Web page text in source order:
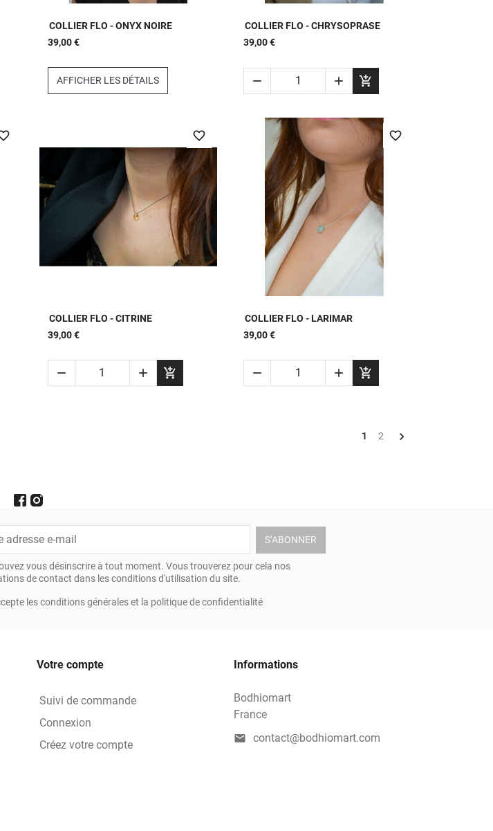
APERÇU RAPIDE
COLLIER FLO - ONYX NOIRE
39,00 €
AFFICHER LES DÉTAILS
APERÇU RAPIDE
COLLIER FLO - CHRYSOPRASE
39,00 €
  
APERÇU RAPIDE
favorite_border
COLLIER FLO - CITRINE
39,00 €
  
APERÇU RAPIDE
favorite_border
COLLIER FLO - LARIMAR
39,00 €
  
1 2 
vous désinscrire à tout moment. Vous trouverez pour cela nos
de contact dans les conditions d'utilisation du site.
les conditions générales et la politique de confidentialité
Votre compte
Suivi de commande
Connexion
Créez votre compte
Informations
Bodhiomart
France
mail contact@bodhiomart.com